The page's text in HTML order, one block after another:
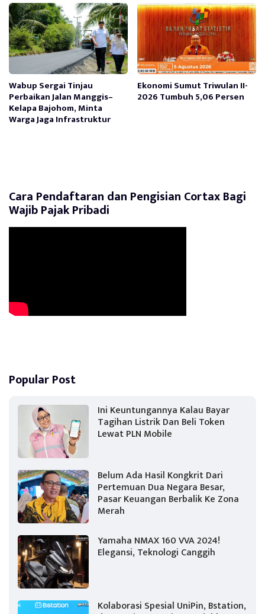
Wabup Sergai Tinjau
Perbaikan Jalan Manggis–
Kelapa Bajohom, Minta
Warga Jaga Infrastruktur
Ekonomi Sumut Triwulan II-
2026 Tumbuh 5,06 Persen
Cara Pendaftaran dan Pengisian Cortax Bagi
Wajib Pajak Pribadi
Popular Post
Ini Keuntungannya Kalau Bayar
Tagihan Listrik Dan Beli Token
Lewat PLN Mobile
Belum Ada Hasil Kongkrit Dari
Pertemuan Dua Negara Besar,
Pasar Keuangan Berbalik Ke Zona
Merah
Yamaha NMAX 160 VVA 2024!
Elegansi, Teknologi Canggih
Kolaborasi Spesial UniPin, Bstation,